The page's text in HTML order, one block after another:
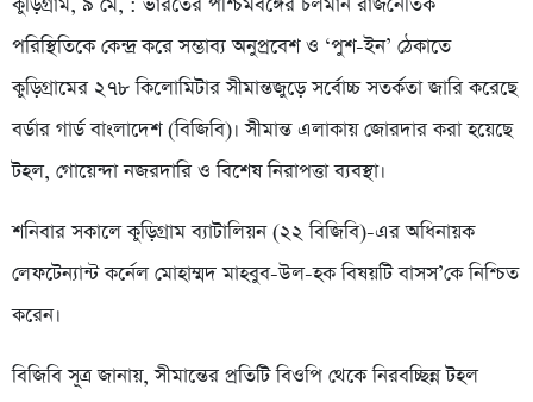
পরিস্থিতিকে কেন্দ্র করে সম্ভাব্য অনুপ্রবেশ ও ‘পুশ-ইন’ ঠেকাতে
কুড়িগ্রামের ২৭৮ কিলোমিটার সীমান্তজুড়ে সর্বোচ্চ সতর্কতা জারি করেছে
বর্ডার গার্ড বাংলাদেশ (বিজিবি)। সীমান্ত এলাকায় জোরদার করা হয়েছে
টহল, গোয়েন্দা নজরদারি ও বিশেষ নিরাপত্তা ব্যবস্থা।
শনিবার সকালে কুড়িগ্রাম ব্যাটালিয়ন (২২ বিজিবি)-এর অধিনায়ক
লেফটেন্যান্ট কর্নেল মোহাম্মদ মাহবুব-উল-হক বিষয়টি বাসস’কে নিশ্চিত
করেন।
বিজিবি সূত্র জানায়, সীমান্তের প্রতিটি বিওপি থেকে নিরবচ্ছিন্ন টহল